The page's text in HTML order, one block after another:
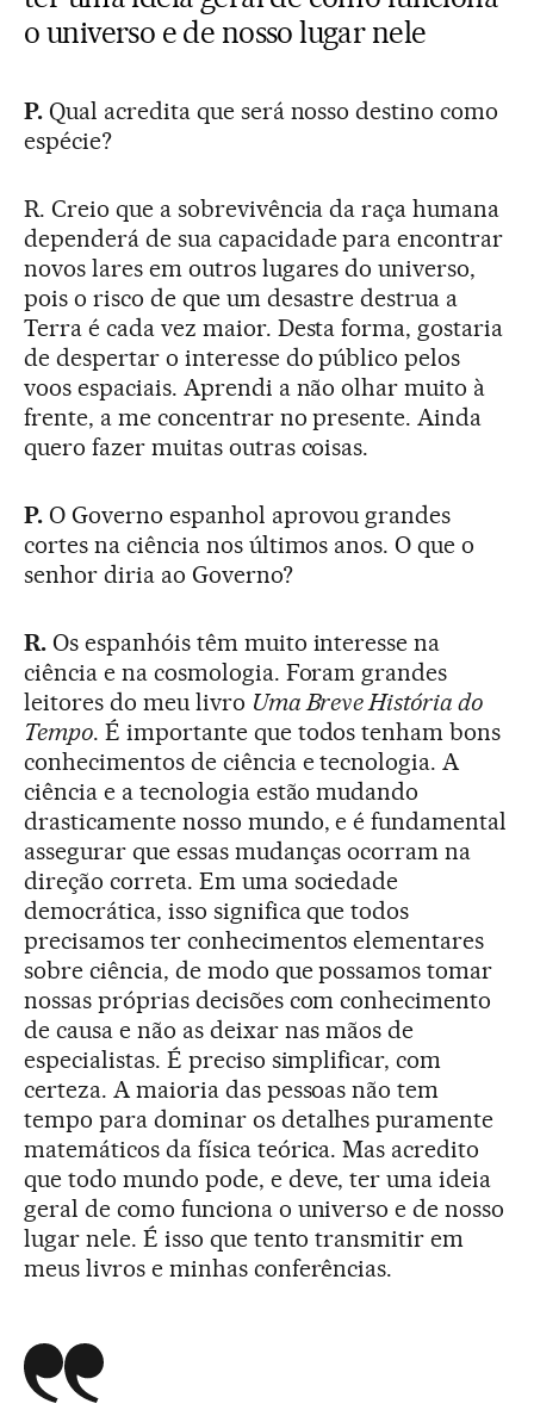
o universo e de nosso lugar nele
P.Qual acredita que será nosso destino como
espécie?
R. Creio que a sobrevivência da raça humana
dependerá de sua capacidade para encontrar
novos lares em outros lugares do universo,
pois o risco de que um desastre destrua a
Terra é cada vez maior. Desta forma, gostaria
de despertar o interesse do público pelos
voos espaciais. Aprendi a não olhar muito à
frente, a me concentrar no presente. Ainda
quero fazer muitas outras coisas.
P.O Governo espanhol aprovou grandes
cortes na ciência nos últimos anos. O que o
senhor diria ao Governo?
R.Os espanhóis têm muito interesse na
ciência e na cosmologia. Foram grandes
leitores do meu livro Uma Breve História do
Tempo. É importante que todos tenham bons
conhecimentos de ciência e tecnologia. A
ciência e a tecnologia estão mudando
drasticamente nosso mundo, e é fundamental
assegurar que essas mudanças ocorram na
direção correta. Em uma sociedade
democrática, isso significa que todos
precisamos ter conhecimentos elementares
sobre ciência, de modo que possamos tomar
nossas próprias decisões com conhecimento
de causa e não as deixar nas mãos de
especialistas. É preciso simplificar, com
certeza. A maioria das pessoas não tem
tempo para dominar os detalhes puramente
matemáticos da física teórica. Mas acredito
que todo mundo pode, e deve, ter uma ideia
geral de como funciona o universo e de nosso
lugar nele. É isso que tento transmitir em
meus livros e minhas conferências.